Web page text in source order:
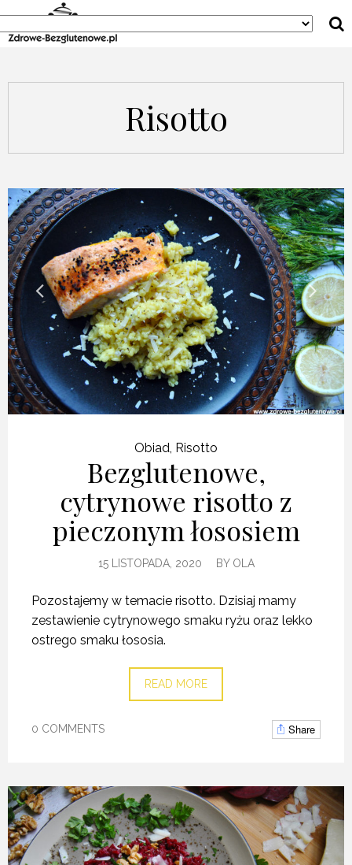
Risotto
Obiad, Risotto
Bezglutenowe,
cytrynowe risotto z
pieczonym łososiem
15 LISTOPADA, 2020 BY OLA
Pozostajemy w temacie risotto. Dzisiaj mamy
zestawienie cytrynowego smaku ryżu oraz lekko
ostrego smaku łososia.
READ MORE
0 COMMENTS Share